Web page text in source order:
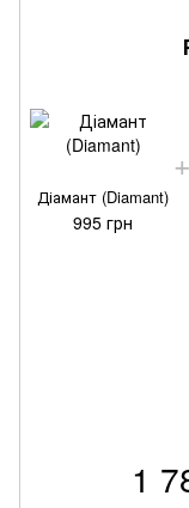
Діамант (Diamant)
995 грн
1